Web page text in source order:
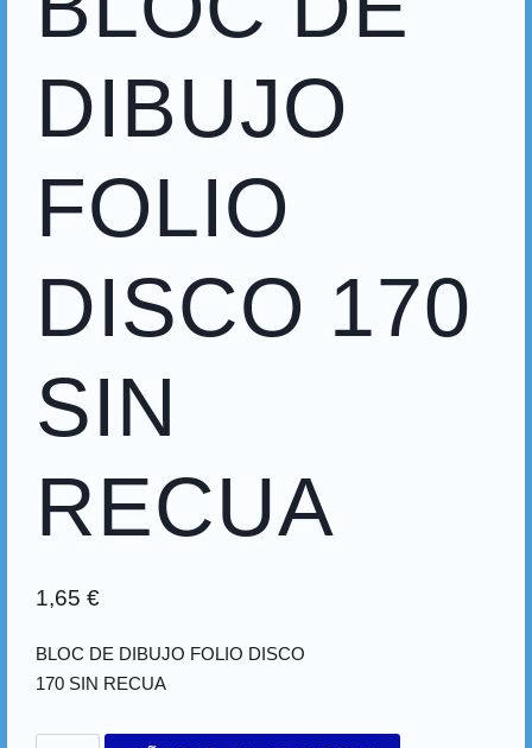
DIBUJO
FOLIO
DISCO 170
SIN
RECUA
1,65 €
BLOC DE DIBUJO FOLIO DISCO
170 SIN RECUA